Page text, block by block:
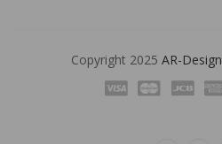
Copyright 2025 AR-Design